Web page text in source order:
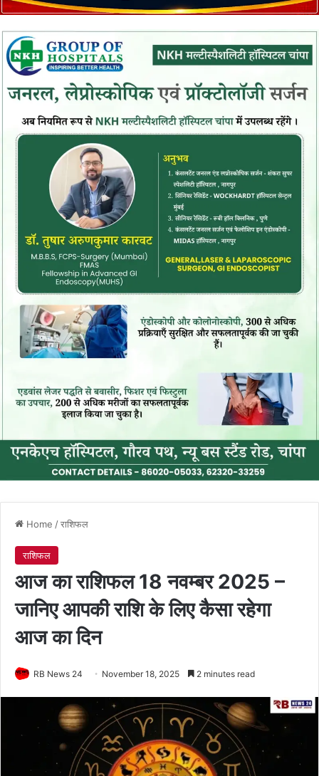
Home /राशिफल
राशिफल
आज का राशिफल 18 नवम्बर 2025 –
जानिए आपकी राशि के लिए कैसा रहेगा
आज का दिन
RB News 24 November 18, 2025 2 minutes read